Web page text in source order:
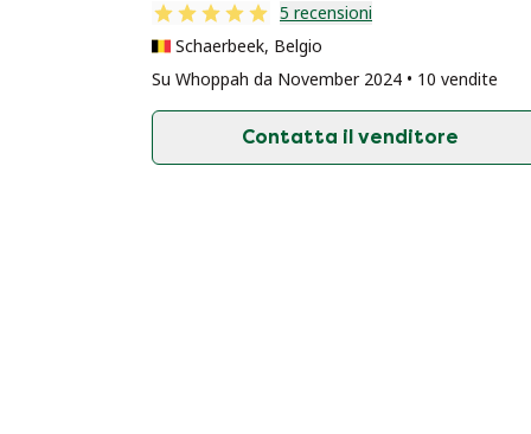
5 recensioni
Schaerbeek, Belgio
Su Whoppah da November 2024 • 10 vendite
Contatta il venditore